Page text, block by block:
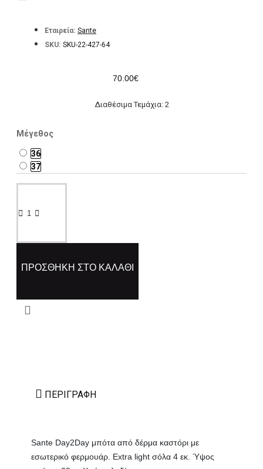
Εταιρεία: Sante
SKU: SKU-22-427-64
70.00€
Διαθέσιμα Τεμάχια: 2
Μέγεθος
36
37
ΠΡΟΣΘΉΚΗ ΣΤΟ ΚΑΛΆΘΙ
ΠΕΡΙΓΡΑΦΉ
Sante Day2Day μπότα από δέρμα καστόρι με
εσωτερικό φερμουάρ. Extra light σόλα 4 εκ. Ύψος